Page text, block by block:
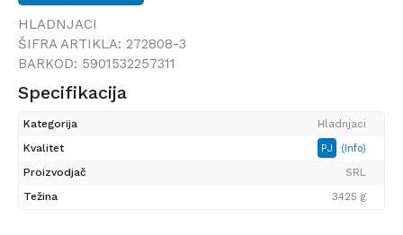
HLADNJACI
ŠIFRA ARTIKLA: 272808-3
BARKOD: 5901532257311
Specifikacija
Kategorija
Hladnjaci
Kvalitet
PJ (Info)
Proizvodjač
SRL
Težina
3425 g